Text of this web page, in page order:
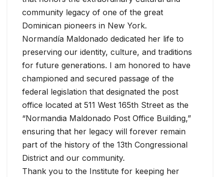
community legacy of one of the great
Dominican pioneers in New York.
Normandía Maldonado dedicated her life to
preserving our identity, culture, and traditions
for future generations. I am honored to have
championed and secured passage of the
federal legislation that designated the post
office located at 511 West 165th Street as the
“Normandia Maldonado Post Office Building,”
ensuring that her legacy will forever remain
part of the history of the 13th Congressional
District and our community.
Thank you to the Institute for keeping her